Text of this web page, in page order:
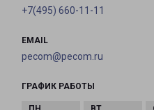
+7(495) 660-11-11
EMAIL
pecom@pecom.ru
ГРАФИК РАБОТЫ